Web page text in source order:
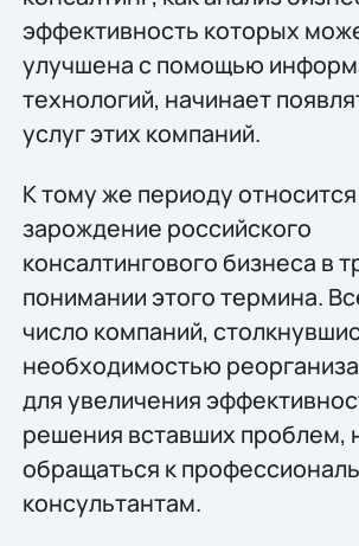
эффективность которых
улучшена с помощью
технологий, начинает
услуг этих компаний.
К тому же периоду
зарождение российского
консалтингового бизнеса в
понимании этого термина.
число компаний,
необходимостью
для увеличения
решения вставших проблем,
обращаться к
консультантам.